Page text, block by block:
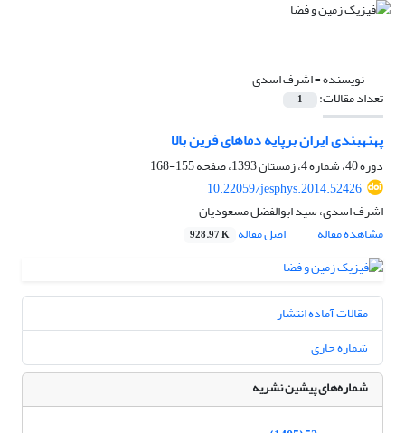
نویسنده =اشرف اسدی
تعداد مقالات: 1
پهنه‎بندی ایران برپایه دماهای فرین بالا
دوره 40، شماره 4، زمستان 1393، صفحه
155-168
10.22059/jesphys.2014.52426
اشرف اسدی، سید ابوالفضل مسعودیان
مشاهده مقاله
اصل مقاله 928.97 K
مقالات آماده انتشار
شماره جاری
شماره‌های پیشین نشریه